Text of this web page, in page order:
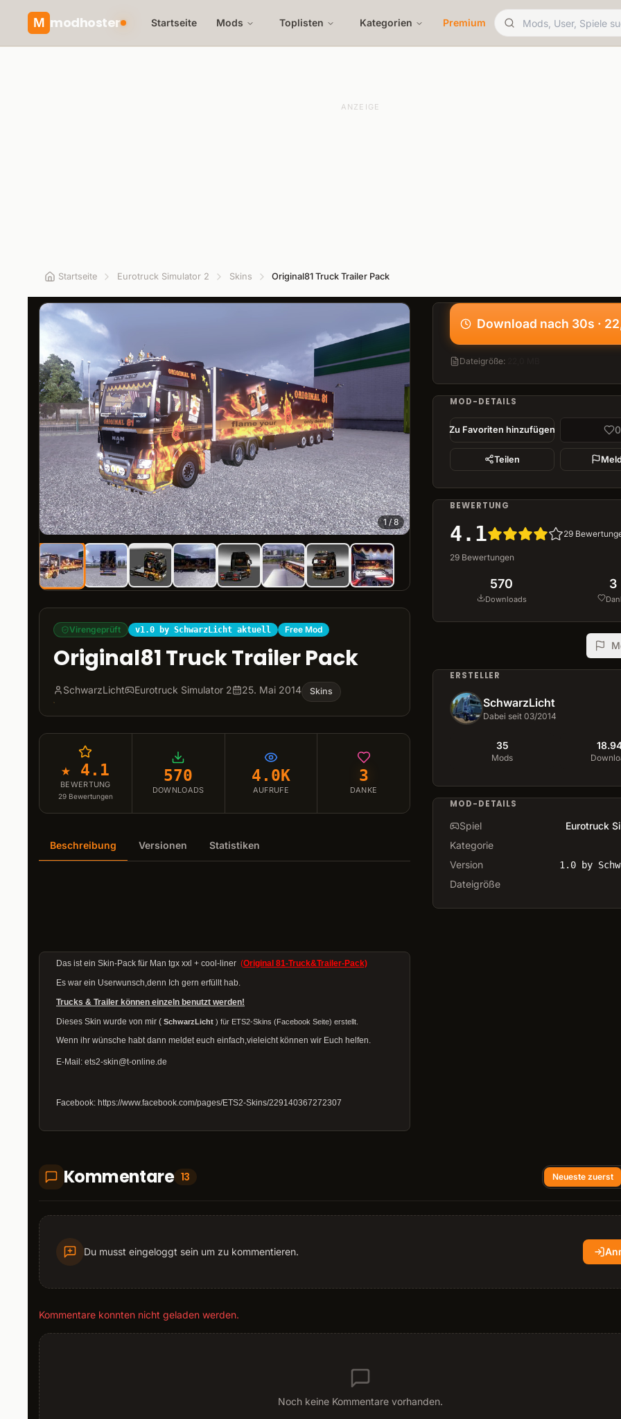
M modhoster Startseite Mods Toplisten Kategorien Premium
ANZEIGE
Startseite Eurotruck Simulator 2 Skins Original81 Truck Trailer Pack
1/8
Virengeprüft v1.0 by SchwarzLicht aktuell Free Mod
Original81 Truck Trailer Pack
SchwarzLicht Eurotruck Simulator 2 25. Mai 2014 Skins
★ 4.1
BEWERTUNG
29 Bewertungen
570
DOWNLOADS
4.0K
AUFRUFE
3
DANKE
Beschreibung Versionen Statistiken
Das ist ein Skin-Pack für Man tgx xxl + cool-liner (Original 81-Truck&Trailer-Pack)
Es war ein Userwunsch,denn Ich gern erfüllt hab.
Trucks & Trailer können einzeln benutzt werden!
Dieses Skin wurde von mir ( SchwarzLicht ) für ETS2-Skins (Facebook Seite) erstellt.
Wenn ihr wünsche habt dann meldet euch einfach,vieleicht können wir Euch helfen.
E-Mail: ets2-skin@t-online.de
Facebook: https://www.facebook.com/pages/ETS2-Skins/229140367272307
Download nach 30s ·
Dateigröße:
MOD-DETAILS
Zu Favoriten hinzufügen 0
Teilen
BEWERTUNG
4.1 29
29 Bewertungen
570
Downloads
3
ERSTELLER
SchwarzLicht
Dabei seit 03/2014
35
Mods
MOD-DETAILS
Spiel
Eurotruck
Kategorie
Version
1.0 by
Dateigröße
Kommentare 13 Neueste zuerst
Du musst eingeloggt sein um zu kommentieren.
Kommentare konnten nicht geladen werden.
Noch keine Kommentare vorhanden.